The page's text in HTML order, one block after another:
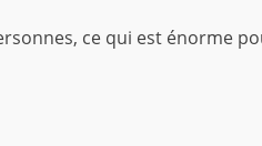
ce qui est énorme